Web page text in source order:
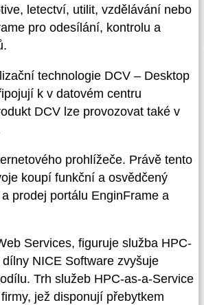
letectví, utilit, vzdělávání nebo
pro odesílání, kontrolu a
technologie DCV – Desktop
k v datovém centru
DCV lze provozovat také v
prohlížeče. Právě tento
koupí funkční a osvědčený
prodej portálu EnginFrame a
Services, figuruje služba HPC-
NICE Software zvyšuje
Trh služeb HPC-as-a-Service
jež disponují přebytkem